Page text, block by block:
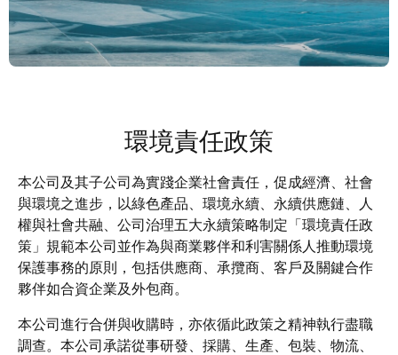
環境責任政策
本公司及其子公司為實踐企業社會責任，促成經濟、社會
與環境之進步，以綠色產品、環境永續、永續供應鏈、人
權與社會共融、公司治理五大永續策略制定「環境責任政
策」規範本公司並作為與商業夥伴和利害關係人推動環境
保護事務的原則，包括供應商、承攬商、客戶及關鍵合作
夥伴如合資企業及外包商。
本公司進行合併與收購時，亦依循此政策之精神執行盡職
調查。本公司承諾從事研發、採購、生產、包裝、物流、